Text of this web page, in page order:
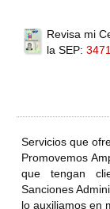
Revisa mi
la SEP:
Servicios que
Promovemos
que tengan
Sanciones
lo auxiliamos en